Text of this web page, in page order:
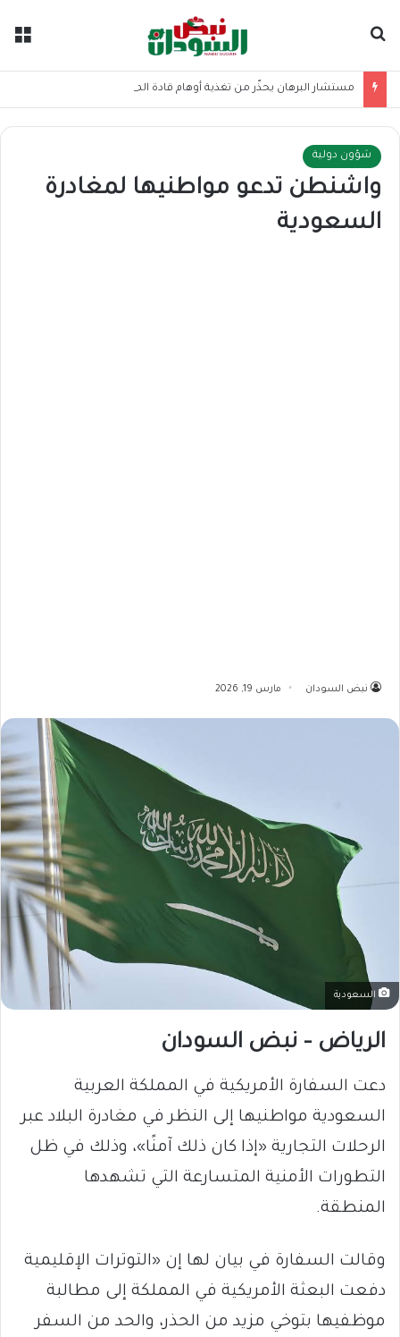
مستشار البرهان يحذّر من تغذية أوهام قادة الميليشيا
شؤون دولية
واشنطن تدعو مواطنيها لمغادرة
السعودية
نبض السودان مارس 19, 2026
السعودية
الرياض – نبض السودان
دعت السفارة الأمريكية في المملكة العربية
السعودية مواطنيها إلى النظر في مغادرة البلاد عبر
الرحلات التجارية «إذا كان ذلك آمنًا»، وذلك في ظل
التطورات الأمنية المتسارعة التي تشهدها
المنطقة.
وقالت السفارة في بيان لها إن «التوترات الإقليمية
دفعت البعثة الأمريكية في المملكة إلى مطالبة
موظفيها بتوخي مزيد من الحذر، والحد من السفر